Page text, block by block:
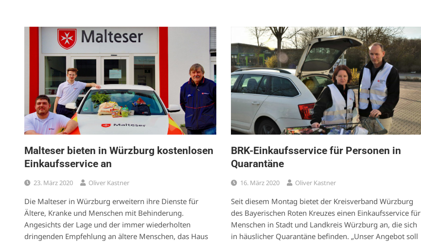
Malteser bieten in Würzburg kostenlosen
Einkaufsservice an
23. März 2020 Oliver Kastner
Die Malteser in Würzburg erweitern ihre Dienste für
Ältere, Kranke und Menschen mit Behinderung.
Angesichts der Lage und der immer wiederholten
dringenden Empfehlung an ältere Menschen, das Haus
BRK-Einkaufsservice für Personen in
Quarantäne
16. März 2020 Oliver Kastner
Seit diesem Montag bietet der Kreisverband Würzburg
des Bayerischen Roten Kreuzes einen Einkaufsservice für
Menschen in Stadt und Landkreis Würzburg an, die sich
in häuslicher Quarantäne befinden. „Unser Angebot soll